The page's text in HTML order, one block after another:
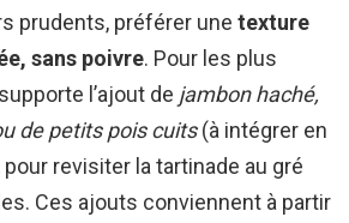
prudents, préférer une texture
sans poivre. Pour les plus
l’ajout de jambon haché,
de petits pois cuits(à intégrer en
revisiter la tartinade au gré
Ces ajouts conviennent à partir